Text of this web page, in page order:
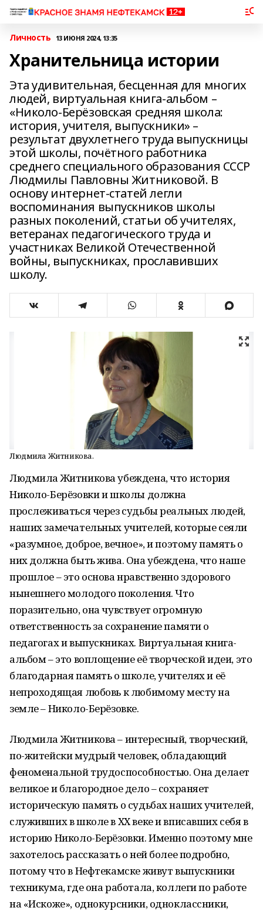
Личность 13 ИЮНЯ 2024, 13:35
Хранительница истории
Эта удивительная, бесценная для многих
людей, виртуальная книга-альбом –
«Николо-Берёзовская средняя школа:
история, учителя, выпускники» –
результат двухлетнего труда выпускницы
этой школы, почётного работника
среднего специального образования СССР
Людмилы Павловны Житниковой. В
основу интернет-статей легли
воспоминания выпускников школы
разных поколений, статьи об учителях,
ветеранах педагогического труда и
участниках Великой Отечественной
войны, выпускниках, прославивших
школу.
Людмила Житникова.
Людмила Житникова убеждена, что история
Николо-Берёзовки и школы должна
прослеживаться через судьбы реальных людей,
наших замечательных учителей, которые сеяли
«разумное, доброе, вечное», и поэтому память о
них должна быть жива. Она убеждена, что наше
прошлое – это основа нравственно здорового
нынешнего молодого поколения. Что
поразительно, она чувствует огромную
ответственность за сохранение памяти о
педагогах и выпускниках. Виртуальная книга-
альбом – это воплощение её творческой идеи, это
благодарная память о школе, учителях и её
непроходящая любовь к любимому месту на
земле – Николо-Берёзовке.
Людмила Житникова – интересный, творческий,
по-житейски мудрый человек, обладающий
феноменальной трудоспособностью. Она делает
великое и благородное дело – сохраняет
историческую память о судьбах наших учителей,
служивших в школе в ХХ веке и вписавших себя в
историю Николо-Берёзовки. Именно поэтому мне
захотелось рассказать о ней более подробно,
потому что в Нефтекамске живут выпускники
техникума, где она работала, коллеги по работе
на «Искоже», однокурсники, одноклассники,